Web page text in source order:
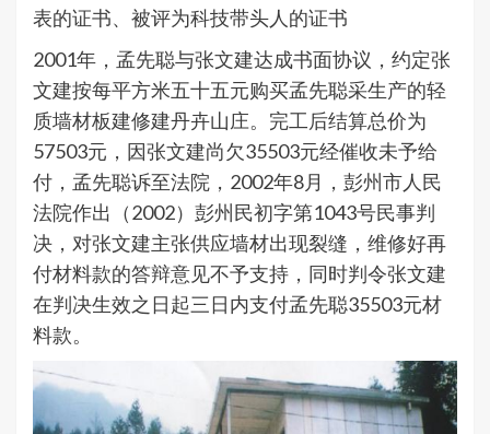
表的证书、被评为科技带头人的证书
2001年，孟先聪与张文建达成书面协议，约定张
文建按每平方米五十五元购买孟先聪采生产的轻
质墙材板建修建丹卉山庄。完工后结算总价为
57503元，因张文建尚欠35503元经催收未予给
付，孟先聪诉至法院，2002年8月，彭州市人民
法院作出（2002）彭州民初字第1043号民事判
决，对张文建主张供应墙材出现裂缝，维修好再
付材料款的答辩意见不予支持，同时判令张文建
在判决生效之日起三日内支付孟先聪35503元材
料款。